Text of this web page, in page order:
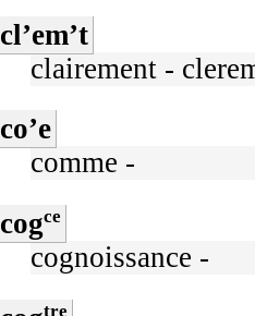
cl’em’t
clairement -
co’e
comme -
cogce
cognoissance -
tre